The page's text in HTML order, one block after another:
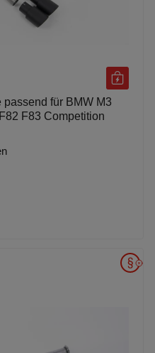
für BMW M3
F83 Competition